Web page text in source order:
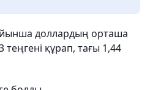
доллардың орташа
құрап, тағы 1,44